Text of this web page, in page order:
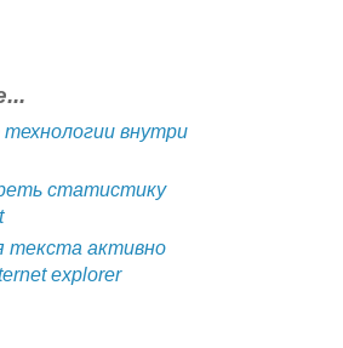
технологии внутри
статистику
текста активно
explorer